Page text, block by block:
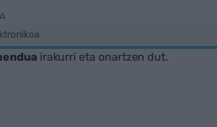
irakurri eta onartzen dut.